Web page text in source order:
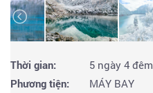
Thời gian:
5 ngày 4 đêm
Phương tiện:
MÁY BAY